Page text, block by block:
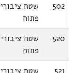
502
שטח ציבורי
פתוח
520
שטח ציבורי
פתוח